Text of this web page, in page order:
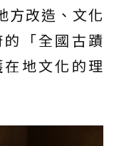
方改造、文化
「全國古蹟
地文化的理